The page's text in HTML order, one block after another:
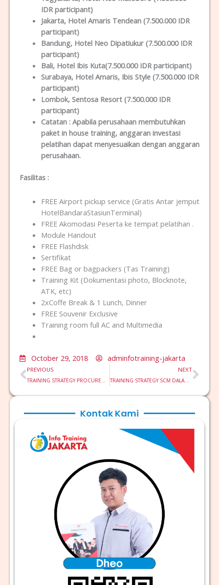
IDR participant)
Jakarta, Hotel Amaris Tendean (7.500.000 IDR
participant)
Bandung, Hotel Neo Dipatiukur (7.500.000 IDR
participant)
Bali, Hotel Ibis Kuta(7.500.000 IDR participant)
Surabaya, Hotel Amaris, Ibis Style (7.500.000 IDR
participant)
Lombok, Sentosa Resort (7.500.000 IDR
participant)
Catatan :Apabila perusahaan membutuhkan
paket in house training, anggaran investasi
pelatihan dapat menyesuaikan dengan anggaran
perusahaan.
Fasilitas :
FREE Airport pickup service (Gratis Antar jemput
HotelBandaraStasiunTerminal)
FREE Akomodasi Peserta ke tempat pelatihan .
Module Handout
FREE Flashdisk
Sertifikat
FREE Bag or bagpackers (Tas Training)
Training Kit (Dokumentasi photo, Blocknote,
ATK, etc)
2xCoffe Break & 1 Lunch, Dinner
FREE Souvenir Exclusive
Training room full AC and Multimedia
October 29, 2018 adminfotraining-jakarta
Prev
PREVIOUS NEXT
TRAINING STRATEGY SCM DALAM PERUSAHAAN PERTAMBANGAN
Kontak Kami